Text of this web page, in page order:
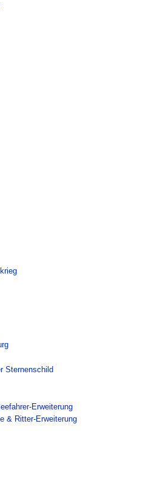
Sternenschild
Erweiterung
& Ritter-Erweiterung